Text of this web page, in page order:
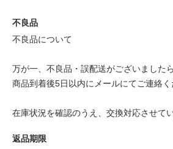
不良品
不良品について
万が一、不良品・誤配送がございましたら
商品到着後5日以内にメールにてご連絡く
在庫状況を確認のうえ、交換対応させて
返品期限